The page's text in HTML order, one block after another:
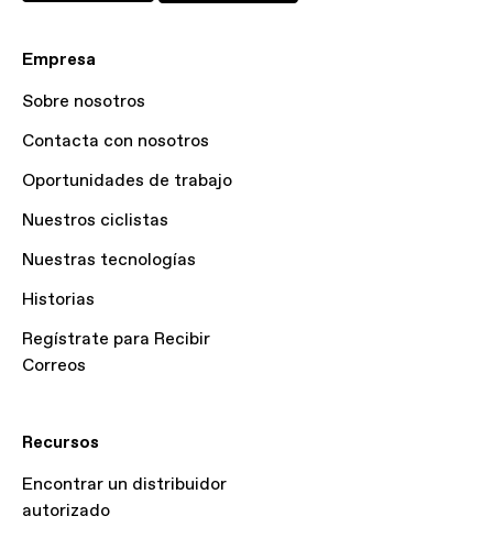
Empresa
Sobre nosotros
Contacta con nosotros
Oportunidades de trabajo
Nuestros ciclistas
Nuestras tecnologías
Historias
Regístrate para Recibir
Correos
Recursos
Encontrar un distribuidor
autorizado